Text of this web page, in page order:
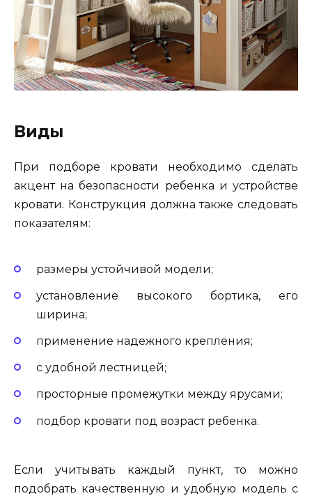
Виды
При подборе кровати необходимо сделать
акцент на безопасности ребенка и устройстве
кровати. Конструкция должна также следовать
показателям:
размеры устойчивой модели;
установление высокого бортика, его
ширина;
применение надежного крепления;
с удобной лестницей;
просторные промежутки между ярусами;
подбор кровати под возраст ребенка.
Если учитывать каждый пункт, то можно
подобрать качественную и удобную модель с